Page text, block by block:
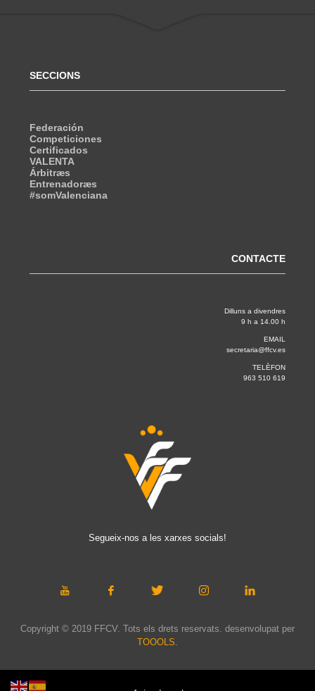
SECCIONS
Federación
Competiciones
Certificados
VALENTA
Árbitræs
Entrenadoræs
#somValenciana
CONTACTE
Dilluns a divendres
9 h a 14.00 h
EMAIL
secretaria@ffcv.es
TELÈFON
963 510 619
Segueix-nos a les xarxes socials!
Copyright © 2019 FFCV. Tots els drets reservats. desenvolupat per
TOOOLS